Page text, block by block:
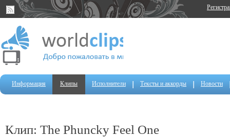
Информация Клипы Исполнители Тексты и аккорды Новости
Клип: The Phuncky Feel One